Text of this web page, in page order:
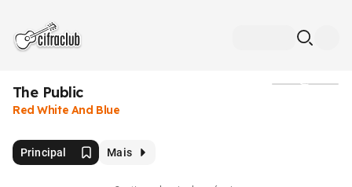
The Public
Red White And Blue
Principal Mais